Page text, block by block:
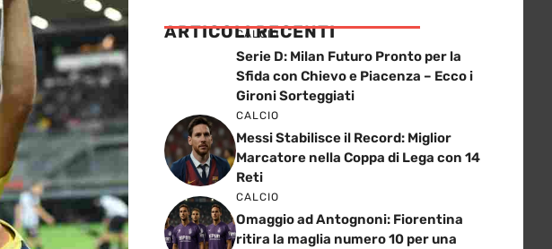
ARTICOLI RECENTI
CALCIO
Serie D: Milan Futuro Pronto per la
Sfida con Chievo e Piacenza – Ecco i
Gironi Sorteggiati
CALCIO
Messi Stabilisce il Record: Miglior
Marcatore nella Coppa di Lega con 14
Reti
CALCIO
Omaggio ad Antognoni: Fiorentina
ritira la maglia numero 10 per una